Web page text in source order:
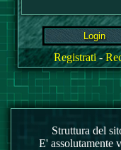
Registrati-
Struttura del
E' assolutamente